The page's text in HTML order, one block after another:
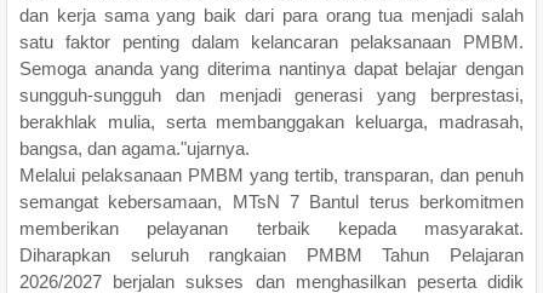
dan kerja sama yang baik dari para orang tua menjadi salah
satu faktor penting dalam kelancaran pelaksanaan PMBM.
Semoga ananda yang diterima nantinya dapat belajar dengan
sungguh-sungguh dan menjadi generasi yang berprestasi,
berakhlak mulia, serta membanggakan keluarga, madrasah,
bangsa, dan agama."ujarnya.
Melalui pelaksanaan PMBM yang tertib, transparan, dan penuh
semangat kebersamaan, MTsN 7 Bantul terus berkomitmen
memberikan pelayanan terbaik kepada masyarakat.
Diharapkan seluruh rangkaian PMBM Tahun Pelajaran
2026/2027 berjalan sukses dan menghasilkan peserta didik